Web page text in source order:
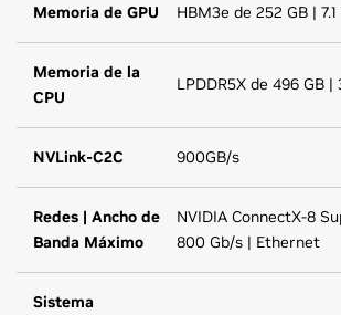
Memoria de GPU HBM3e de 252 GB |
Memoria de la
CPU
LPDDR5X de 496 GB |
NVLink-C2C 900GB/s
Redes | Ancho de
Banda Máximo
NVIDIA ConnectX-8
800 Gb/s | Ethernet
Sistema